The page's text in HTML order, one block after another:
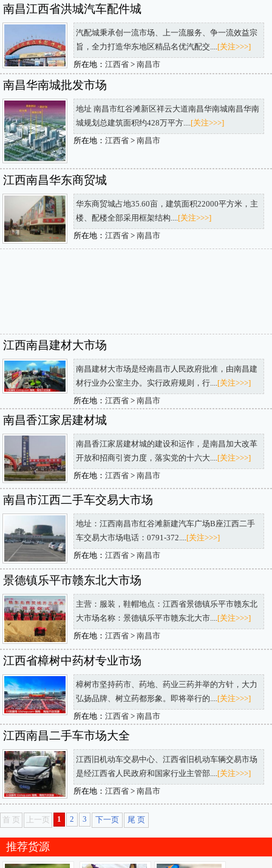
南昌江西省洪城汽车配件城
汽配城秉承创一流市场、上一流服务、争一流效益宗
旨，全力打造华东地区精品名优汽配交.... [关注>>>]
所在地： 江西省> 南昌市
南昌华南城批发市场
地址 南昌市红谷滩新区祥云大道南昌华南城南昌华南
城规划总建筑面积约428万平方....[关注>>>]
所在地： 江西省> 南昌市
江西南昌华东商贸城
华东商贸城占地35.60亩，建筑面积22000平方米，主
楼、配楼全部采用框架结构....[关注>>>]
所在地： 江西省> 南昌市
江西南昌建材大市场
南昌建材大市场是经南昌市人民政府批准，由南昌建
材行业办公室主办。实行政府规则，行.... [关注>>>]
所在地： 江西省> 南昌市
南昌香江家居建材城
南昌香江家居建材城的建设和运作，是南昌加大改革
开放和招商引资力度，落实党的十六大.... [关注>>>]
所在地： 江西省> 南昌市
南昌市江西二手车交易大市场
地址：江西南昌市红谷滩新建汽车广场B座江西二手
车交易大市场电话：0791-372....[关注>>>]
所在地： 江西省> 南昌市
景德镇乐平市赣东北大市场
主营：服装，鞋帽地点：江西省景德镇乐平市赣东北
大市场名称：景德镇乐平市赣东北大市....[关注>>>]
所在地： 江西省> 南昌市
江西省樟树中药材专业市场
樟树市坚持药市、药地、药业三药并举的方针，大力
弘扬品牌、树立药都形象。即将举行的.... [关注>>>]
所在地： 江西省> 南昌市
江西南昌二手车市场大全
江西旧机动车交易中心、江西省旧机动车辆交易市场
是经江西省人民政府和国家行业主管部.... [关注>>>]
所在地： 江西省> 南昌市
首 页 上一页 1 2 3 下一页 尾 页
推荐货源